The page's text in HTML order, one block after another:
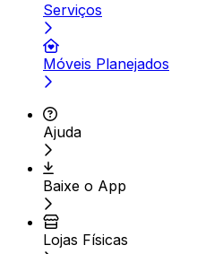
Serviços
Móveis Planejados
Ajuda
Baixe o App
Lojas Físicas